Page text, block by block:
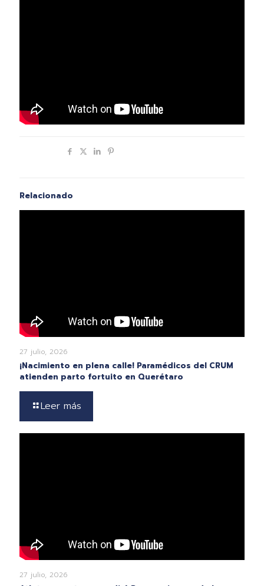
Relacionado
27 julio, 2026
¡Nacimiento en plena calle! Paramédicos del CRUM
atienden parto fortuito en Querétaro
Leer más
27 julio, 2026